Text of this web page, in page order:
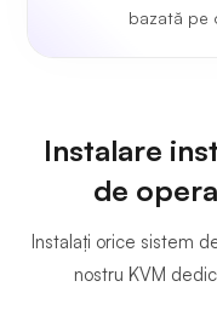
bazată pe
Instalare
de
Instalați orice sistem
nostru KVM